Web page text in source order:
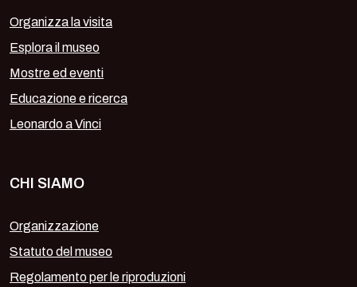
Organizza la visita
Esplora il museo
Mostre ed eventi
Educazione e ricerca
Leonardo a Vinci
CHI SIAMO
Organizzazione
Statuto del museo
Regolamento per le riproduzioni